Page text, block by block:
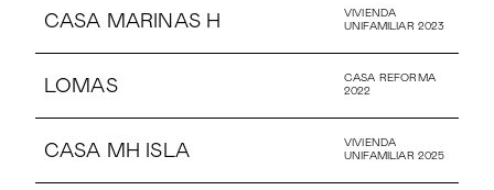
CASA MARINAS H
VIVIENDA
UNIFAMILIAR 2023
LOMAS
CASA REFORMA
2022
CASA MH ISLA
VIVIENDA
UNIFAMILIAR 2025